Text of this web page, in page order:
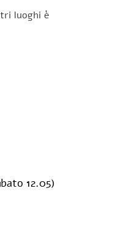
luoghi è
12.05)